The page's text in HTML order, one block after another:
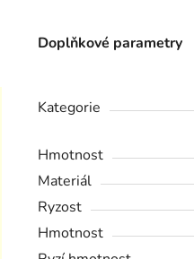
Doplňkové parametry
Kategorie
Hmotnost
Materiál
Ryzost
Hmotnost